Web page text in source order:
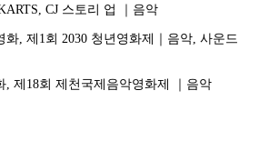
CJ 스토리 업 ｜음악
화, 제1회 2030 청년영화제｜음악, 사운드
, 제18회 제천국제음악영화제 ｜음악